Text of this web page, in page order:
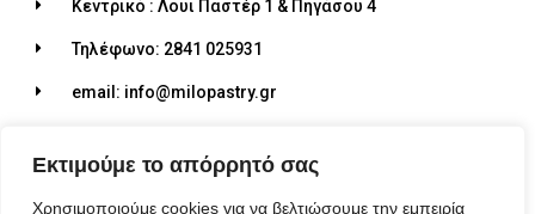
Εκτιμούμε το απόρρητό σας
Χρησιμοποιούμε cookies για να βελτιώσουμε την εμπειρία
Κεντρικό : Λουι Παστέρ 1 & Πηγάσου 4
Τηλέφωνο: 2841 025931
email: info@milopastry.gr